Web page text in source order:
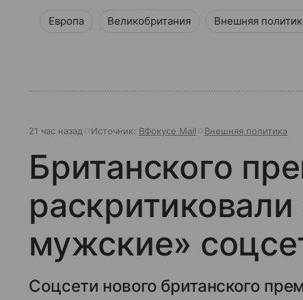
Европа Великобритания Внешняя
21 час назад Источник: ВФокусе Mail Внешняя политика
Британского
мужские»
Соцсети нового британского